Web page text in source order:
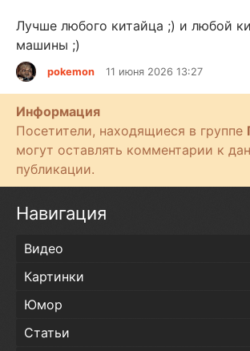
е
и
Лучше любого китайца ;) и любой
машины ;)
pokemon 11 июня 2026 13:27
Информация
Посетители, находящиеся в группе
могут оставлять комментарии к
публикации.
Навигация
Видео
Картинки
Юмор
Статьи